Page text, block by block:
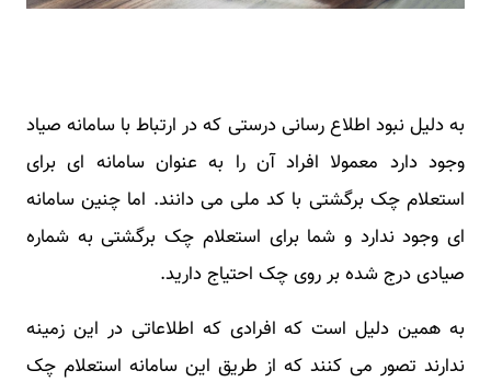
به دلیل نبود اطلاع رسانی درستی که در ارتباط با سامانه صیاد
وجود دارد معمولا افراد آن را به عنوان سامانه ای برای
استعلام چک برگشتی با کد ملی می دانند. اما چنین سامانه
ای وجود ندارد و شما برای استعلام چک برگشتی به شماره
صیادی درج شده بر روی چک احتیاج دارید.
به همین دلیل است که افرادی که اطلاعاتی در این زمینه
ندارند تصور می کنند که از طریق این سامانه استعلام چک